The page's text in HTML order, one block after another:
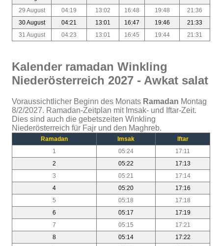
29 August
04:19 13:02 16:48 19:48
21:36
30 August
04:21 13:01 16:47 19:46
21:33
31 August
04:23 13:01 16:45 19:44 21:31
Kalender ramadan Winkling
Niederösterreich 2027 - Awkat salat
Voraussichtlicher Beginn des Monats Ramadan Montag
8/2/2027. Ramadan-Zeitplan mit Imsak- und Iftar-Zeit.
Dies sind auch die gebetszeiten Winkling
Niederösterreich für Fajr und den Maghreb.
Ramadan Imsak
Iftar
1
05:24
17:11
2
05:22
17:13
3
05:21
17:14
4
05:20
17:16
5
05:18
17:18
6
05:17
17:19
7
05:15
17:21
8
05:14
17:22